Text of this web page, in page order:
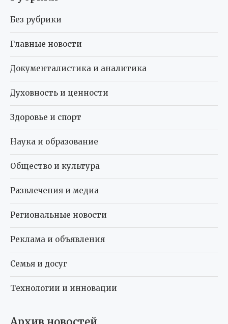
Без рубрики
Главные новости
Документалистика и аналитика
Духовность и ценности
Здоровье и спорт
Наука и образование
Общество и культура
Развлечения и медиа
Региональные новости
Реклама и объявления
Семья и досуг
Технологии и инновации